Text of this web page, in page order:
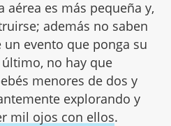
es más pequeña y,
además no saben
evento que ponga su
no hay que
menores de dos y
explorando y
mil ojos con ellos.